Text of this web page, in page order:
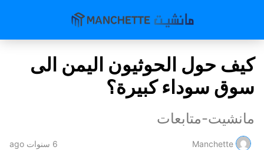
كيف حول الحوثيون اليمن الى
سوق سوداء كبيرة؟
مانشيت-متابعات
Manchette 6 سنوات ago